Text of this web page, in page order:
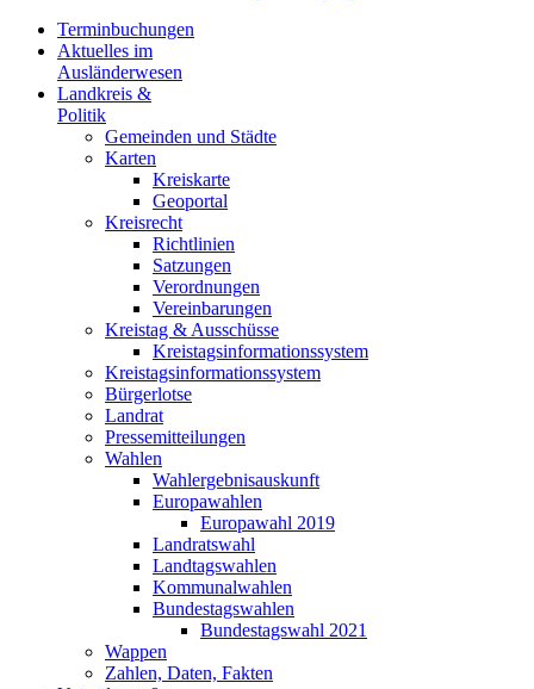
Terminbuchungen
Aktuelles im
Ausländerwesen
Landkreis &
Politik
Gemeinden und Städte
Karten
Kreiskarte
Geoportal
Kreisrecht
Richtlinien
Satzungen
Verordnungen
Vereinbarungen
Kreistag & Ausschüsse
Kreistagsinformationssystem
Kreistagsinformationssystem
Bürgerlotse
Landrat
Pressemitteilungen
Wahlen
Wahlergebnisauskunft
Europawahlen
Europawahl 2019
Landratswahl
Landtagswahlen
Kommunalwahlen
Bundestagswahlen
Bundestagswahl 2021
Wappen
Zahlen, Daten, Fakten